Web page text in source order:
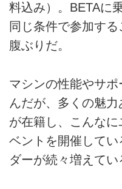
料込み）。BETAに
同じ条件で参加す
腹ぶりだ。
マシンの性能やサ
んだが、多くの魅
が在籍し、こんな
ベントを開催してい
ダーが続々増えてい